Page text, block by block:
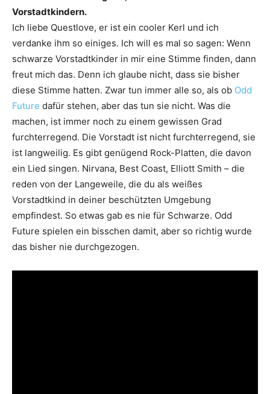
Vorstadtkindern.
Ich liebe Questlove, er ist ein cooler Kerl und ich
verdanke ihm so einiges. Ich will es mal so sagen: Wenn
schwarze Vorstadtkinder in mir eine Stimme finden, dann
freut mich das. Denn ich glaube nicht, dass sie bisher
diese Stimme hatten. Zwar tun immer alle so, als ob Odd
Future dafür stehen, aber das tun sie nicht. Was die
machen, ist immer noch zu einem gewissen Grad
furchterregend. Die Vorstadt ist nicht furchterregend, sie
ist langweilig. Es gibt genügend Rock-Platten, die davon
ein Lied singen. Nirvana, Best Coast, Elliott Smith – die
reden von der Langeweile, die du als weißes
Vorstadtkind in deiner beschützten Umgebung
empfindest. So etwas gab es nie für Schwarze. Odd
Future spielen ein bisschen damit, aber so richtig wurde
das bisher nie durchgezogen.